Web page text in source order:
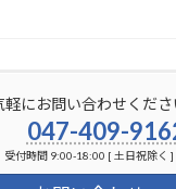
軽にお問い合わせくださ
047-409-
受付時間 9:00-18:00 [ 土日祝除く ]